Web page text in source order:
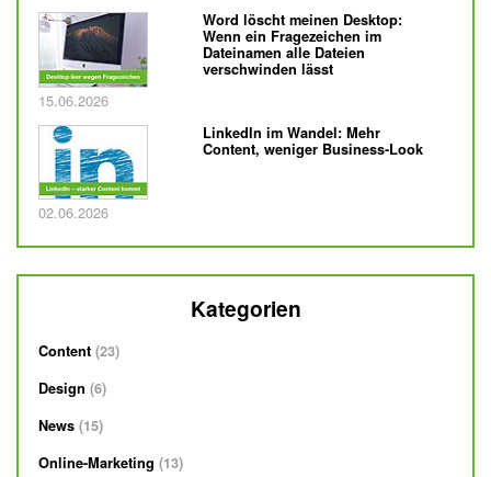
Word löscht meinen Desktop:
Wenn ein Fragezeichen im
Dateinamen alle Dateien
verschwinden lässt
Veröffentlicht am
15.06.2026
LinkedIn im Wandel: Mehr
Content, weniger Business-Look
Veröffentlicht am
02.06.2026
Kategorien
Content 23
Design 6
News 15
Online-Marketing 13